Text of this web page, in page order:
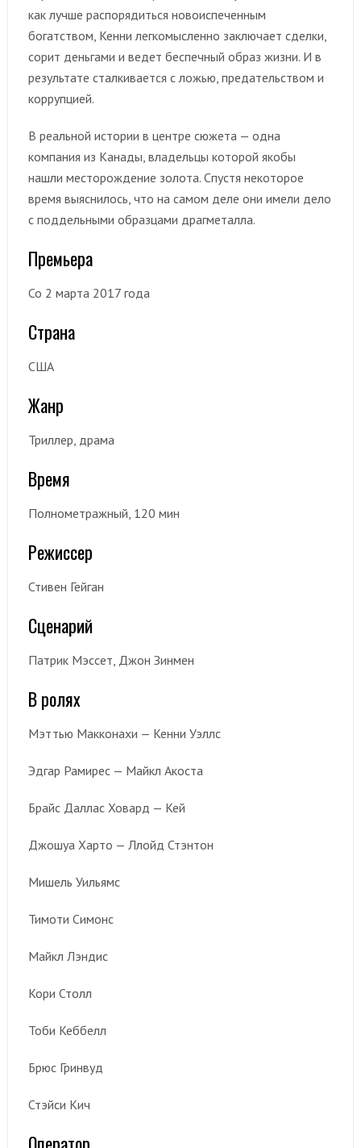
как лучше распорядиться новоиспеченным
богатством, Кенни легкомысленно заключает сделки,
сорит деньгами и ведет беспечный образ жизни. И в
результате сталкивается с ложью, предательством и
коррупцией.
В реальной истории в центре сюжета — одна
компания из Канады, владельцы которой якобы
нашли месторождение золота. Спустя некоторое
время выяснилось, что на самом деле они имели дело
с поддельными образцами драгметалла.
Премьера
Со 2 марта 2017 года
Страна
США
Жанр
Триллер, драма
Время
Полнометражный, 120 мин
Режиссер
Стивен Гейган
Сценарий
Патрик Мэссет, Джон Зинмен
В ролях
Мэттью Макконахи — Кенни Уэллс
Эдгар Рамирес — Майкл Акоста
Брайс Даллас Ховард — Кей
Джошуа Харто — Ллойд Стэнтон
Мишель Уильямс
Тимоти Симонс
Майкл Лэндис
Кори Столл
Тоби Кеббелл
Брюс Гринвуд
Стэйси Кич